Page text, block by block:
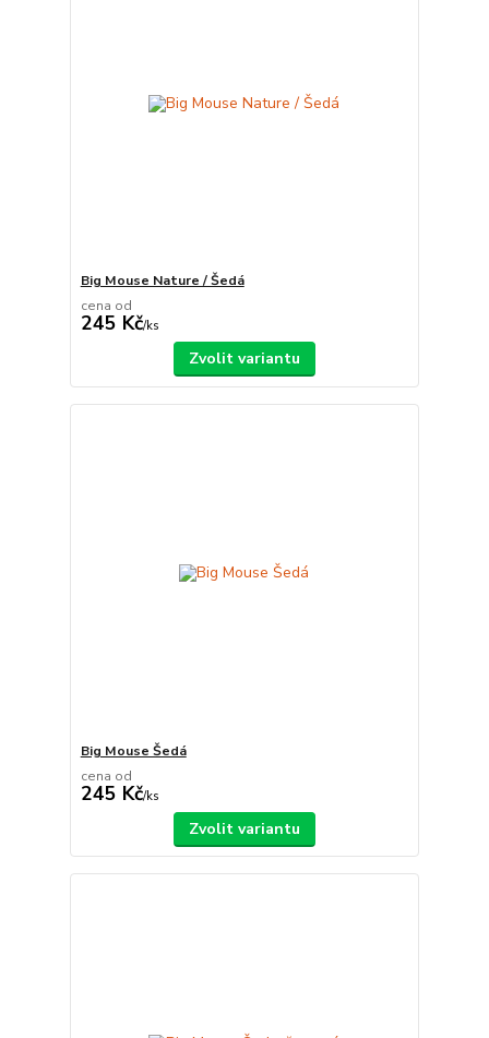
Big Mouse Nature / Šedá
cena od
245 Kč/ks
Zvolit variantu
Big Mouse Šedá
cena od
245 Kč/ks
Zvolit variantu